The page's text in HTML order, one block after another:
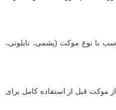
با نوع موکت (پشمی، نایلونی،
قبل از استفاده کامل برای